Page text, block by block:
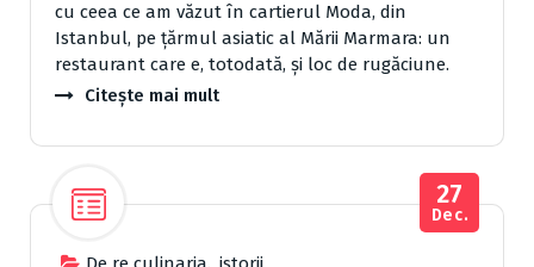
cu ceea ce am văzut în cartierul Moda, din
Istanbul, pe ţărmul asiatic al Mării Marmara: un
restaurant care e, totodată, şi loc de rugăciune.
Citește mai mult
27
Dec.